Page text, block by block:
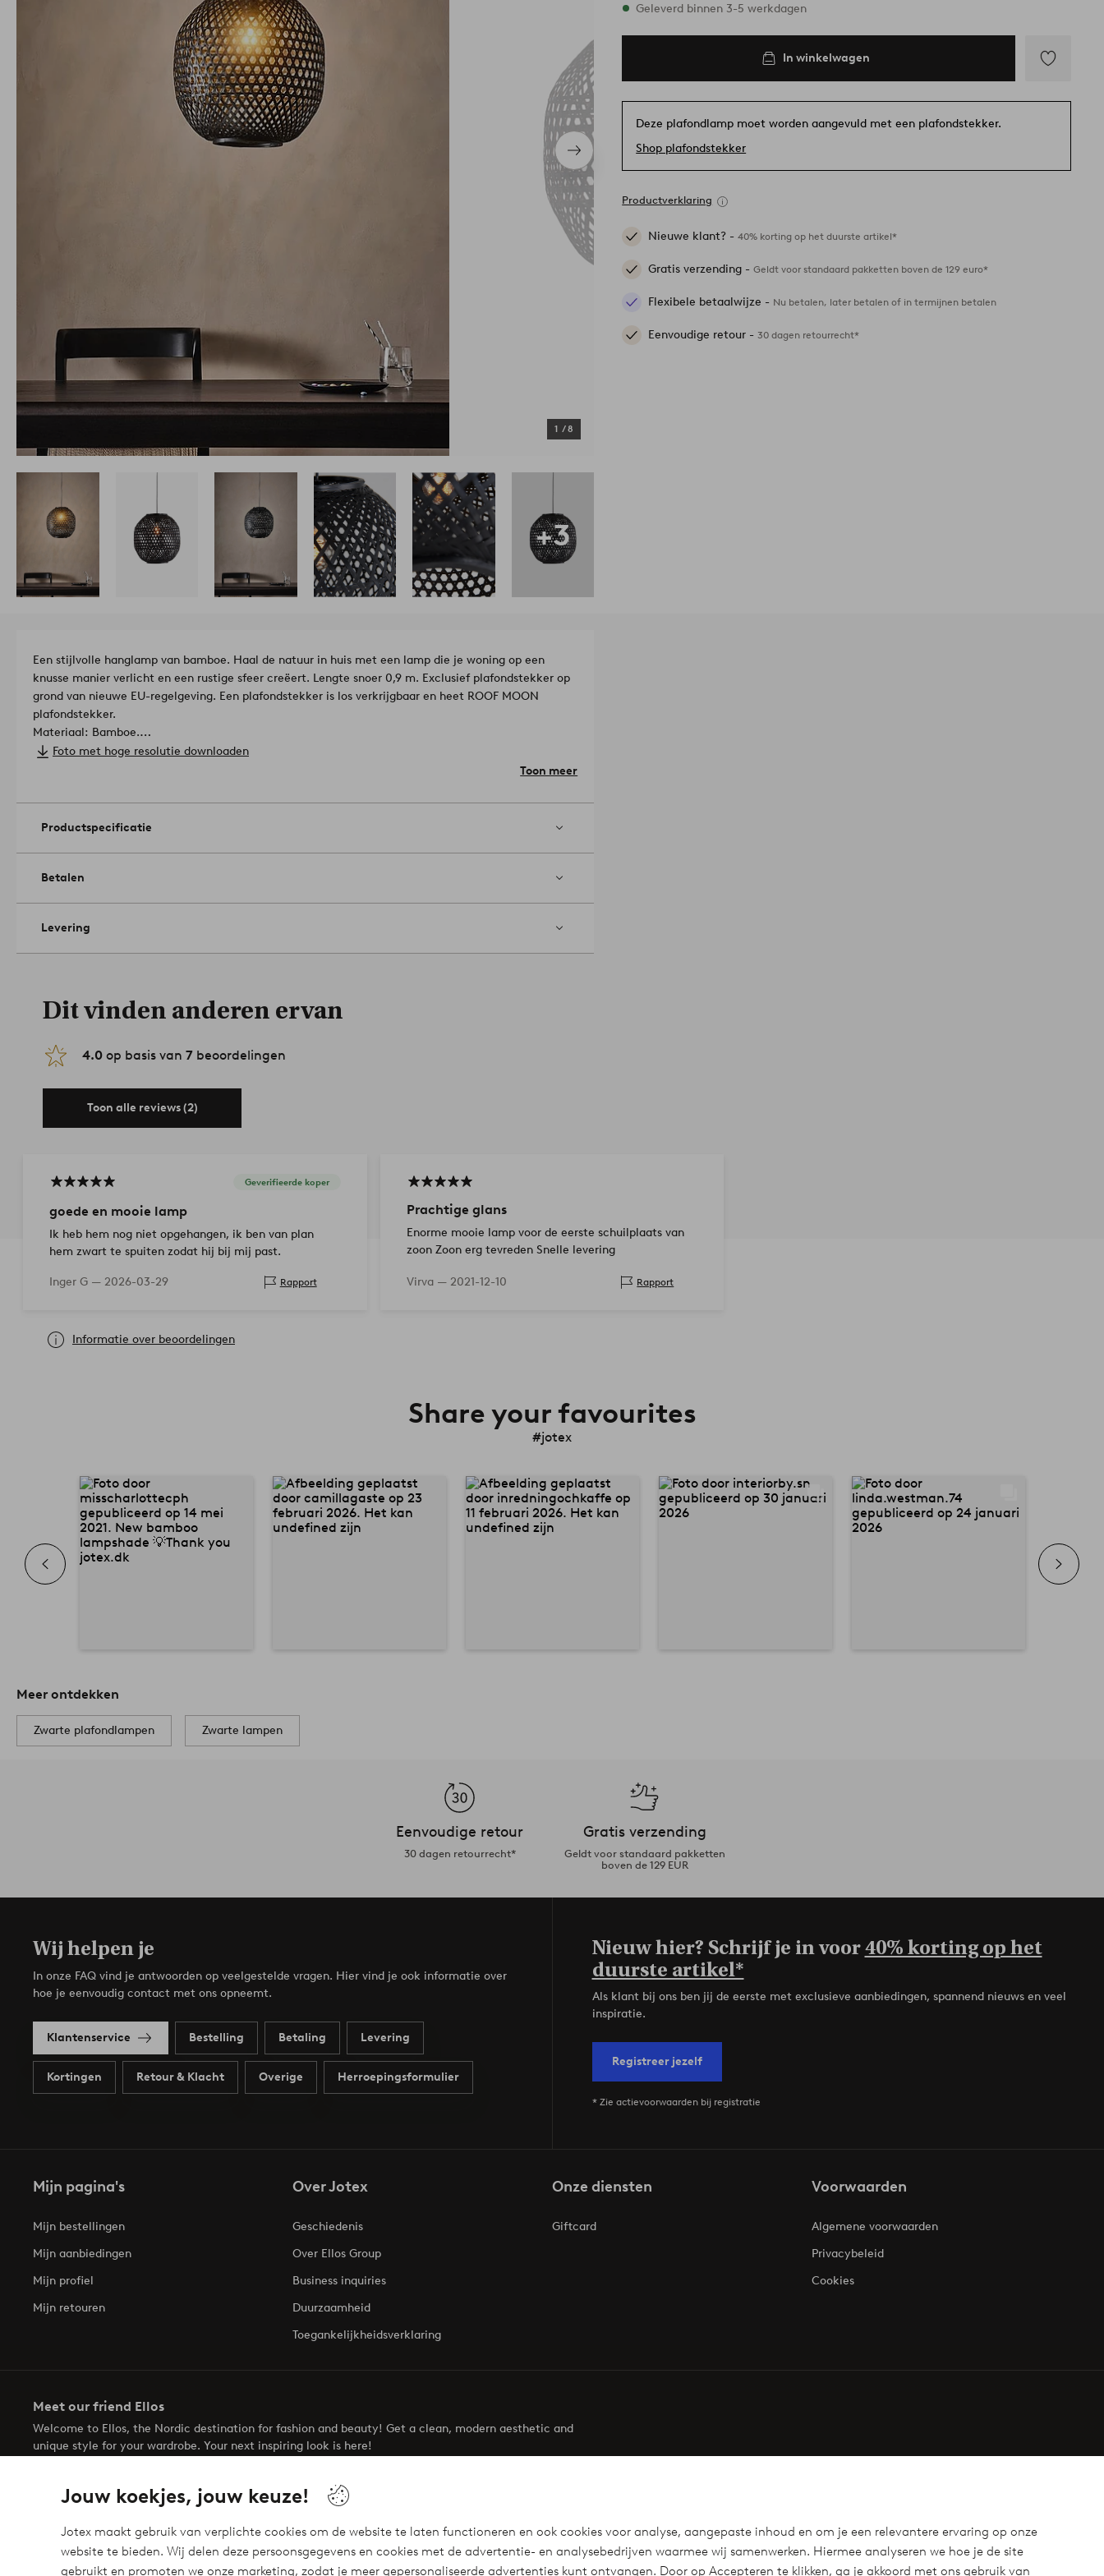
Jouw koekjes, jouw keuze!
Jotex maakt gebruik van verplichte cookies om de website te laten functioneren en ook cookies voor analyse, aangepaste inhoud en om je een relevantere ervaring op onze
website te bieden. Wij delen deze persoonsgegevens en cookies met de advertentie- en analysebedrijven waarmee wij samenwerken. Hiermee analyseren we hoe je de site
gebruikt en promoten we onze marketing, zodat je meer gepersonaliseerde advertenties kunt ontvangen. Door op Accepteren te klikken, ga je akkoord met ons gebruik van
Volgend
item
1 /8
Op voorraad
Geleverd binnen 3-5 werkdagen
In winkelwagen
aan
Deze plafondlamp moet worden aangevuld met een plafondstekker.
Shop plafondstekker
Productverklaring
Nieuwe klant? -40% korting op het duurste artikel*
Gratis verzending -Geldt voor standaard pakketten boven de 129 euro*
Flexibele betaalwijze - Nu betalen, later betalen of in termijnen betalen
Eenvoudige retour -30 dagen retourrecht*
+3
Een stijlvolle hanglamp van bamboe. Haal de natuur in huis met een lamp die je woning op een
knusse manier verlicht en een rustige sfeer creëert. Lengte snoer 0,9 m. Exclusief plafondstekker op
grond van nieuwe EU-regelgeving. Een plafondstekker is los verkrijgbaar en heet ROOF MOON
plafondstekker.
Materiaal: Bamboe.
Afmetingen: ø 40 cm.
Fitting/lichtbron: 1 lichtbron met E27-fitting, maximaal 40W-gloeilamp of maximaal 7W-spaarlamp.
Foto met hoge resolutie downloaden
Toon meer
Productspecificatie
Betalen
Levering
Dit vinden anderen ervan
4.0 op basis van 7 beoordelingen
Toon alle reviews (2)
Geverifieerde koper
goede en mooie lamp
Ik heb hem nog niet opgehangen, ik ben van plan
hem zwart te spuiten zodat hij bij mij past.
Inger G — 2026-03-29 Rapport
Prachtige glans
Enorme mooie lamp voor de eerste schuilplaats van
zoon Zoon erg tevreden Snelle levering
Virva — 2021-12-10 Rapport
Informatie over beoordelingen
Share your favourites
#jotex
Meer ontdekken
Zwarte plafondlampen Zwarte lampen
Eenvoudige retour
30 dagen retourrecht*
Gratis verzending
Geldt voor standaard pakketten
boven de 129 EUR
Wij helpen je
In onze FAQ vind je antwoorden op veelgestelde vragen. Hier vind je ook informatie over
hoe je eenvoudig contact met ons opneemt.
Klantenservice Bestelling Betaling Levering
Kortingen Retour & Klacht Overige Herroepingsformulier
Nieuw hier? Schrijf je in voor40% korting op het
duurste artikel*
Als klant bij ons ben jij de eerste met exclusieve aanbiedingen, spannend nieuws en veel
inspiratie.
Registreer jezelf
* Zie actievoorwaarden bij registratie
Mijn pagina's
Mijn bestellingen
Mijn aanbiedingen
Mijn profiel
Mijn retouren
Over Jotex
Geschiedenis
Over Ellos Group
Business inquiries
Duurzaamheid
Toegankelijkheidsverklaring
Onze diensten
Giftcard
Voorwaarden
Algemene voorwaarden
Privacybeleid
Cookies
Meet our friend Ellos
Welcome to Ellos, the Nordic destination for fashion and beauty! Get a clean, modern aesthetic and
unique style for your wardrobe. Your next inspiring look is here!
Veilig betalen - Nu betalen of opsplitsen